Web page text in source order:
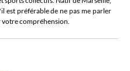
est préférable de ne pas me parler
compréhension.